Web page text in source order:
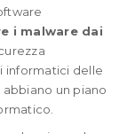
i malware dai
informatici delle
un piano